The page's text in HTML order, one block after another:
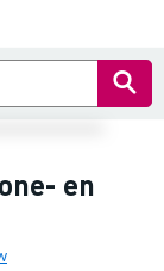
en